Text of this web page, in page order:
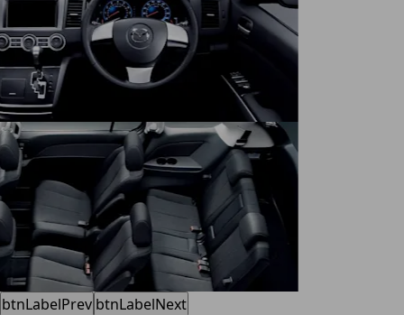
btnLabelPrev btnLabelNext